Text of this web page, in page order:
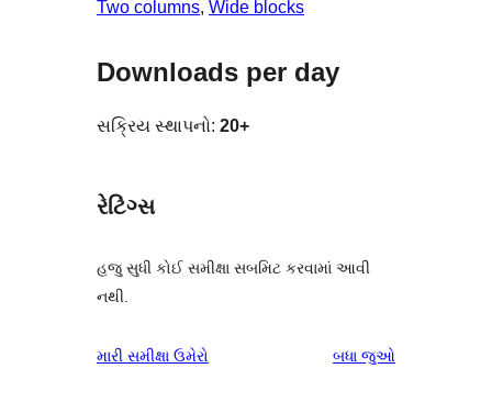
Two columns, Wide blocks
Downloads per day
સક્રિય સ્થાપનો: 20+
રેટિંગ્સ
હજુ સુધી કોઈ સમીક્ષા સબમિટ કરવામાં આવી
નથી.
મારી સમીક્ષા ઉમેરો બધા સમીક્ષાઓ
જુઓ